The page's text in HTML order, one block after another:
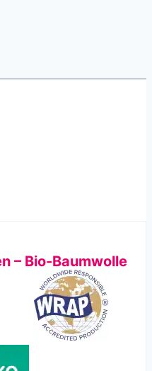
– Bio-Baumwolle